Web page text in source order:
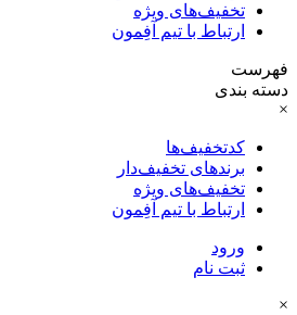
تخفیف‌های ویژه
ارتباط با تیم آفِمون
فهرست
دسته بندی
×
کدتخفیف‌ها
برندهای تخفیف‌دار
تخفیف‌های ویژه
ارتباط با تیم آفِمون
ورود
ثبت نام
×